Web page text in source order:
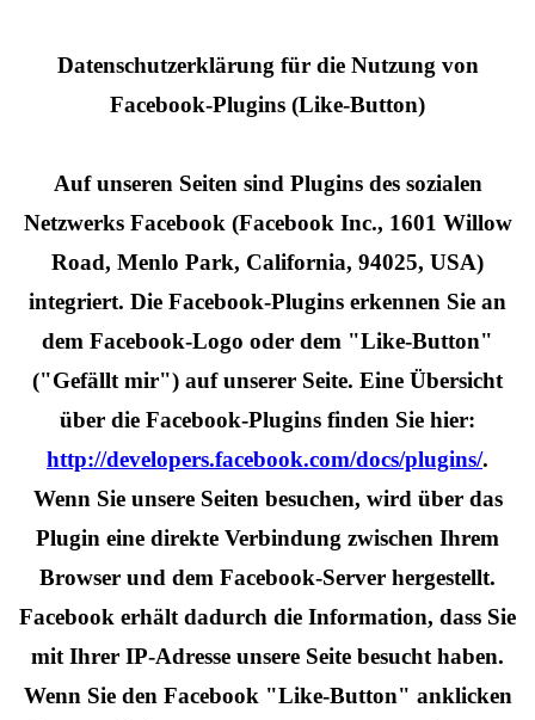
Datenschutzerklärung für die Nutzung von
Facebook-Plugins (Like-Button)
Auf unseren Seiten sind Plugins des sozialen
Netzwerks Facebook (Facebook Inc., 1601 Willow
Road, Menlo Park, California, 94025, USA)
integriert. Die Facebook-Plugins erkennen Sie an
dem Facebook-Logo oder dem "Like-Button"
("Gefällt mir") auf unserer Seite. Eine Übersicht
über die Facebook-Plugins finden Sie hier:
http://developers.facebook.com/docs/plugins/.
Wenn Sie unsere Seiten besuchen, wird über das
Plugin eine direkte Verbindung zwischen Ihrem
Browser und dem Facebook-Server hergestellt.
Facebook erhält dadurch die Information, dass Sie
mit Ihrer IP-Adresse unsere Seite besucht haben.
Wenn Sie den Facebook "Like-Button" anklicken